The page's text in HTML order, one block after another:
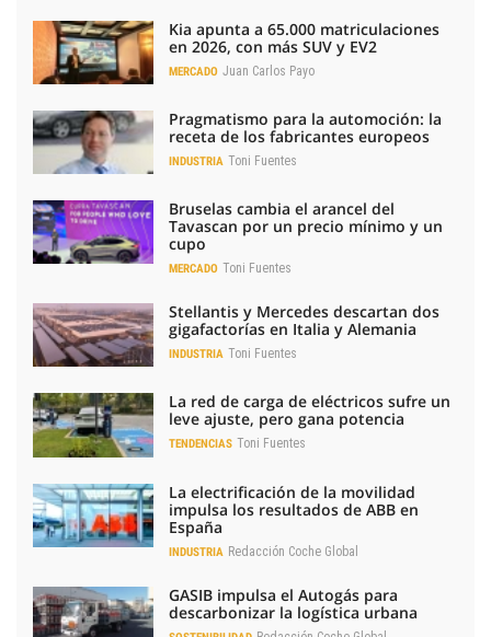
Kia apunta a 65.000 matriculaciones
en 2026, con más SUV y EV2
MERCADO Juan Carlos Payo
Pragmatismo para la automoción: la
receta de los fabricantes europeos
INDUSTRIA Toni Fuentes
Bruselas cambia el arancel del
Tavascan por un precio mínimo y un
cupo
MERCADO Toni Fuentes
Stellantis y Mercedes descartan dos
gigafactorías en Italia y Alemania
INDUSTRIA Toni Fuentes
La red de carga de eléctricos sufre un
leve ajuste, pero gana potencia
TENDENCIAS Toni Fuentes
La electrificación de la movilidad
impulsa los resultados de ABB en
España
INDUSTRIA Redacción Coche Global
GASIB impulsa el Autogás para
descarbonizar la logística urbana